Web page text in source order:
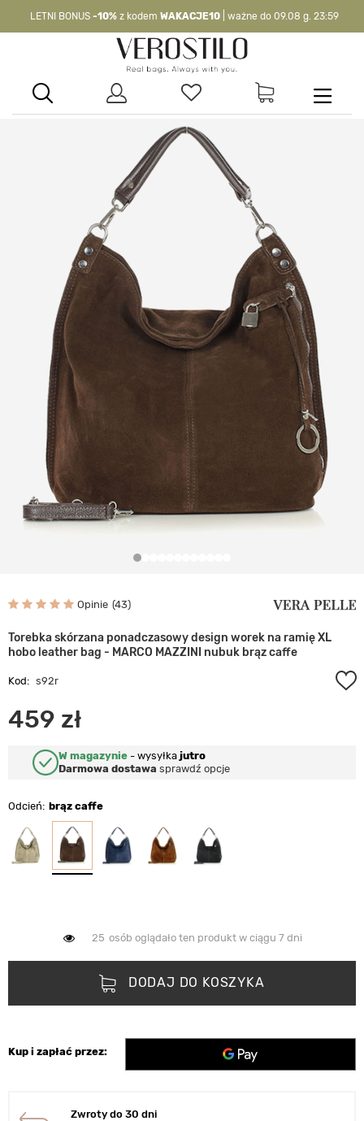
LETNI BONUS -10% z kodem WAKACJE10 | ważne do 09.08 g. 23:59
WAKACJE10| nie dotyczy produktów z flagą OKAZJA >
Opinie 43
Torebka skórzana ponadczasowy design worek na ramię XL
hobo leather bag - MARCO MAZZINI nubuk brąz caffe
Kod: s92r
459 zł
W magazynie - wysyłka jutro
Darmowa dostawa sprawdź opcje
Odcień brąz caffe
25 osób oglądało ten produkt w ciągu 7 dni
DODAJ DO KOSZYKA
Kup i zapłać przez:
Zwroty do 30 dni